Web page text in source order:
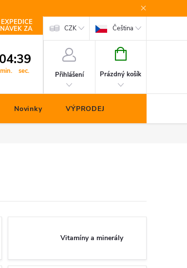
CZK Čeština
ZA
04
min.
:39
sec. Přihlášení
NÁKUPNÍ
Prázdný košík
Novinky VÝPRODEJ
Vitamíny a minerály